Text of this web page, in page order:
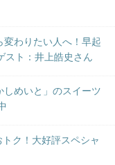
変わりたい人へ！早起
スト：井上皓史さん
しめいと」のスイーツ
トク！大好評スペシャ